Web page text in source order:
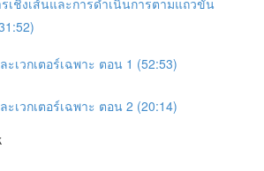
ะเวกเตอร์เฉพาะ ตอน 1 (52:53)
ะเวกเตอร์เฉพาะ ตอน 2 (20:14)